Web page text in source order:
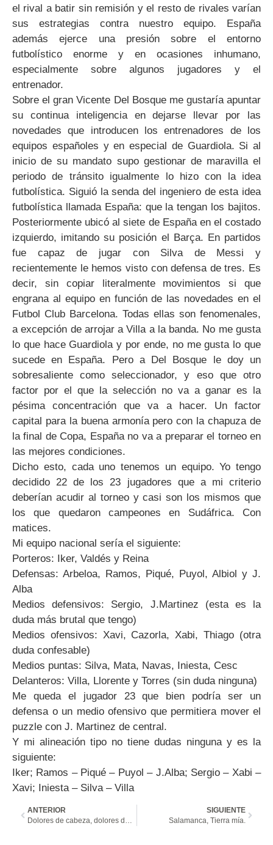
el rival a batir sin remisión y el resto de rivales varían
sus estrategias contra nuestro equipo. España
además ejerce una presión sobre el entorno
futbolístico enorme y en ocasiones inhumano,
especialmente sobre algunos jugadores y el
entrenador.
Sobre el gran Vicente Del Bosque me gustaría apuntar
su continua inteligencia en dejarse llevar por las
novedades que introducen los entrenadores de los
equipos españoles y en especial de Guardiola. Si al
inicio de su mandato supo gestionar de maravilla el
periodo de tránsito igualmente lo hizo con la idea
futbolística. Siguió la senda del ingeniero de esta idea
futbolística llamada España: que la tengan los bajitos.
Posteriormente ubicó al siete de España en el costado
izquierdo, imitando su posición el Barça. En partidos
fue capaz de jugar con Silva de Messi y
recientemente le hemos visto con defensa de tres. Es
decir, sin copiar literalmente movimientos si que
engrana al equipo en función de las novedades en el
Futbol Club Barcelona. Todas ellas son fenomenales,
a excepción de arrojar a Villa a la banda. No me gusta
lo que hace Guardiola y por ende, no me gusta lo que
sucede en España. Pero a Del Bosque le doy un
sobresaliente como seleccionador, y eso que otro
factor por el que la selección no va a ganar es la
pésima concentración que va a hacer. Un factor
capital para la buena armonía pero con la chapuza de
la final de Copa, España no va a preparar el torneo en
las mejores condiciones.
Dicho esto, cada uno tenemos un equipo. Yo tengo
decidido 22 de los 23 jugadores que a mi criterio
deberían acudir al torneo y casi son los mismos que
los que quedaron campeones en Sudáfrica. Con
matices.
Mi equipo nacional sería el siguiente:
Porteros: Iker, Valdés y Reina
Defensas: Arbeloa, Ramos, Piqué, Puyol, Albiol y J.
Alba
Medios defensivos: Sergio, J.Martinez (esta es la
duda más brutal que tengo)
Medios ofensivos: Xavi, Cazorla, Xabi, Thiago (otra
duda confesable)
Medios puntas: Silva, Mata, Navas, Iniesta, Cesc
Delanteros: Villa, Llorente y Torres (sin duda ninguna)
Me queda el jugador 23 que bien podría ser un
defensa o un medio ofensivo que permitiera mover el
puzzle con J. Martinez de central.
Y mi alineación tipo no tiene dudas ninguna y es la
siguiente:
Iker; Ramos – Piqué – Puyol – J.Alba; Sergio – Xabi –
Xavi; Iniesta – Silva – Villa
ANTERIOR
SIGUIENTE
Salamanca, Tierra mía.